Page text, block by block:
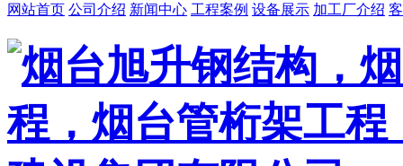
网站首页 公司介绍 新闻中心 工程案例 设备展示 加工厂介绍